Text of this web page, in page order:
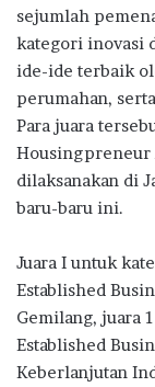
sejumlah
kategori inovasi
ide-ide terbaik
perumahan,
Para juara
Housingpreneur
dilaksanakan di
baru-baru ini.
Juara I untuk
Established
Gemilang, juara
Established
Keberlanjutan